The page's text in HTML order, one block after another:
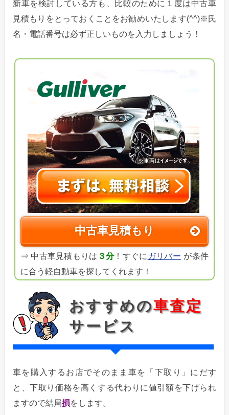
新車を検討している方も、比較のために１度は中古車
見積もりをとっておくことをお勧めいたします(^^)※氏
名・電話番号は必ず正しいものを入力しましょう！
中古車見積もり
⇒ 中古車見積もりは ３分！すぐに ガリバー が条件
に合う軽自動車を探してくれます！
おすすめの車査定
サービス
車を購入するお店でそのまま車を「下取り」にだす
と、下取り価格を高くする代わりに値引額を下げられ
ますので結局損をします。